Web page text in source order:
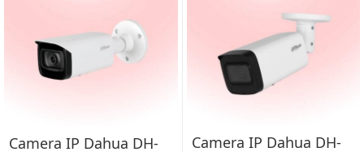
Camera IP Dahua DH- Camera IP Dahua DH-